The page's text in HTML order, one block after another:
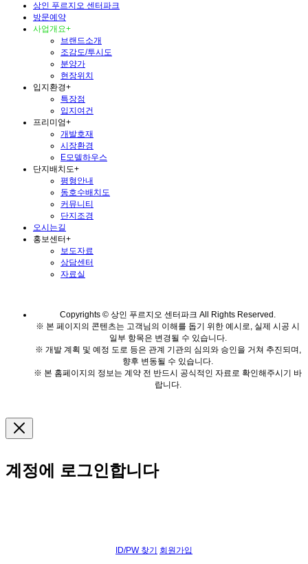
상인 푸르지오 센터파크
방문예약
사업개요+
브랜드소개
조감도/투시도
분양가
현장위치
입지환경+
특장점
입지여건
프리미엄+
개발호재
시장환경
E모델하우스
단지배치도+
평형안내
동호수배치도
커뮤니티
단지조경
오시는길
홍보센터+
보도자료
상담센터
자료실
Copyrights © 상인 푸르지오 센터파크 All Rights Reserved.
※ 본 페이지의 콘텐츠는 고객님의 이해를 돕기 위한 예시로, 실제 시공 시
일부 항목은 변경될 수 있습니다.
※ 개발 계획 및 예정 도로 등은 관계 기관의 심의와 승인을 거쳐 추진되며,
향후 변동될 수 있습니다.
※ 본 홈페이지의 정보는 계약 전 반드시 공식적인 자료로 확인해주시기 바
랍니다.
계정에 로그인합니다
ID/PW 찾기 회원가입